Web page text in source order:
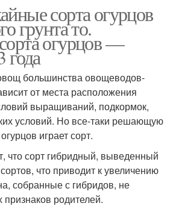
сорта огурцов
грунта то.
огурцов —
года
большинства овощеводов-
от места расположения
выращиваний, подкормок,
условий. Но все-таки решающую
играет сорт.
что сорт гибридный, выведенный
что приводит к увеличению
собранные с гибридов, не
родителей.